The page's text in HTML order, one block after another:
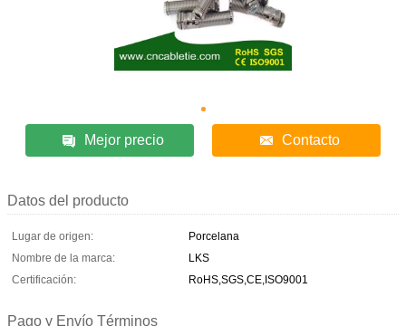
Mejor precio Contacto
Datos del producto
Lugar de origen:
Porcelana
Nombre de la marca:
LKS
Certificación:
RoHS,SGS,CE,ISO9001
Pago y Envío Términos